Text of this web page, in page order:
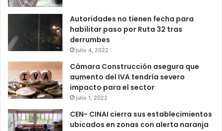
Autoridades no tienen fecha para
habilitar paso por Ruta 32 tras
derrumbes
julio 4, 2022
Cámara Construcción asegura que
aumento del IVA tendría severo
impacto para el sector
julio 1, 2022
CEN- CINAI cierra sus establecimientos
ubicados en zonas con alerta naranja